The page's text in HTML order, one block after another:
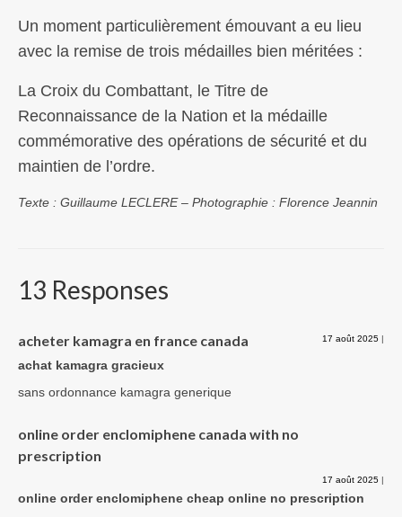
Un moment particulièrement émouvant a eu lieu
avec la remise de trois médailles bien méritées :
La Croix du Combattant, le Titre de
Reconnaissance de la Nation et la médaille
commémorative des opérations de sécurité et du
maintien de l’ordre.
Texte : Guillaume LECLERE – Photographie : Florence Jeannin
13 Responses
acheter kamagra en france canada 17 août 2025 |
achat kamagra gracieux
sans ordonnance kamagra generique
online order enclomiphene canada with no
prescription
17 août 2025 |
online order enclomiphene cheap online no prescription